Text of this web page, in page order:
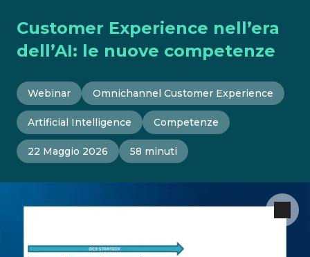
Customer Experience nell’era
dell’AI: le nuove competenze
Webinar Omnichannel Customer Experience
Artificial Intelligence Competenze
22 Maggio 2026 58 minuti